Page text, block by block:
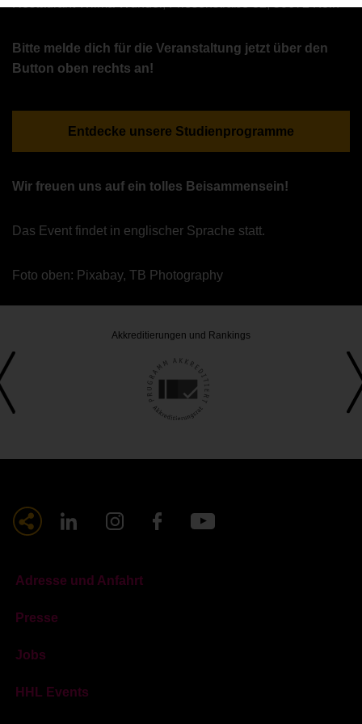
Bitte melde dich für die Veranstaltung jetzt über den
Button oben rechts an!
Entdecke unsere Studienprogramme
Wir freuen uns auf ein tolles Beisammensein!
Das Event findet in englischer Sprache statt.
Foto oben: Pixabay, TB Photography
Akkreditierungen und Rankings
Adresse und Anfahrt
Presse
Jobs
HHL Events